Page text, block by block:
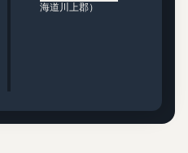
海道川上郡）